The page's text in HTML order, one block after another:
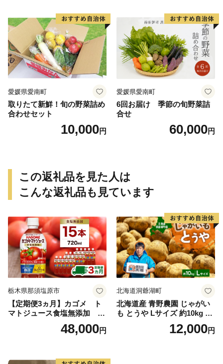
芋 ほしいも スイートポテト
いも天 サイズミックス 甘い
ねっとり 生芋 新芋 あんのう
いも 甘藷 べにはるか スイー
ツ 国産 糖度 産地直送 農家直
送 数量限定 21000円 愛媛 愛
南 ミッチーのおみかん畑
愛媛県愛南町
取りたて新鮮！旬の野菜詰め
合わせセット
10,000円
愛媛県愛南町
6回お届け 季節の旬野菜詰
合せ
60,000円
この返礼品を見た人は
こんな返礼品も見ています
栃木県那須塩原市
【定期便3ヵ月】カゴメ ト
マトジュース食塩無添加 72
0ml PET×15本 1ケース 毎月
届く 3ヵ月 3回コース ns001-
48,000円
北海道洞爺湖町
北海道産 青野農園 じゃがい
も とうや Lサイズ 約10kg 20
26年10月初旬～12月下旬頃お
届け 先行予約 北海道 ジャガ
12,000円